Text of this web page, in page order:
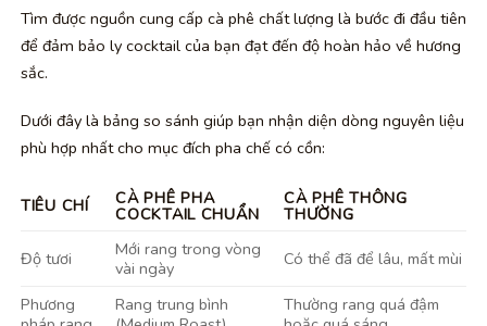
Tìm được nguồn cung cấp cà phê chất lượng là bước đi đầu tiên
để đảm bảo ly cocktail của bạn đạt đến độ hoàn hảo về hương
sắc.
Dưới đây là bảng so sánh giúp bạn nhận diện dòng nguyên liệu
phù hợp nhất cho mục đích pha chế có cồn:
TIÊU CHÍ CÀ PHÊ PHA
COCKTAIL CHUẨN
CÀ PHÊ THÔNG
THƯỜNG
Độ tươi
Mới rang trong vòng
vài ngày
Có thể đã để lâu, mất mùi
Phương
Rang trung bình
Thường rang quá đậm